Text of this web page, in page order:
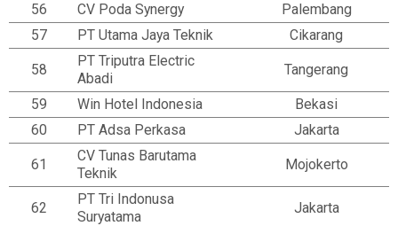
56 CV Poda Synergy
Palembang
57
PT Utama Jaya Teknik Cikarang
58
PT Triputra Electric
Abadi
Tangerang
59 Win Hotel Indonesia
Bekasi
60
PT Adsa Perkasa Jakarta
61
CV Tunas Barutama
Teknik
Mojokerto
62
PT Tri Indonusa
Suryatama
Jakarta